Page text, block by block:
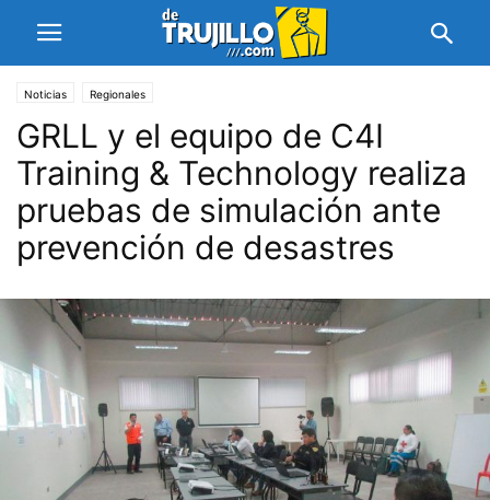
Noticias Regionales
GRLL y el equipo de C4I
Training & Technology realiza
pruebas de simulación ante
prevención de desastres